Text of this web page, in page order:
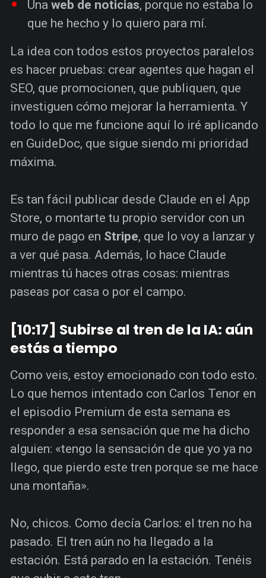
Una web de noticias, porque no estaba lo
que he hecho y lo quiero para mí.
La idea con todos estos proyectos paralelos
es hacer pruebas: crear agentes que hagan el
SEO, que promocionen, que publiquen, que
investiguen cómo mejorar la herramienta. Y
todo lo que me funcione aquí lo iré aplicando
en GuideDoc, que sigue siendo mi prioridad
máxima.
Es tan fácil publicar desde Claude en el App
Store, o montarte tu propio servidor con un
muro de pago en Stripe, que lo voy a lanzar y
a ver qué pasa. Además, lo hace Claude
mientras tú haces otras cosas: mientras
paseas por casa o por el campo.
[10:17] Subirse al tren de la IA: aún
estás a tiempo
Como veis, estoy emocionado con todo esto.
Lo que hemos intentado con Carlos Tenor en
el episodio Premium de esta semana es
responder a esa sensación que me ha dicho
alguien: «tengo la sensación de que yo ya no
llego, que pierdo este tren porque se me hace
una montaña».
No, chicos. Como decía Carlos: el tren no ha
pasado. El tren aún no ha llegado a la
estación. Está parado en la estación. Tenéis